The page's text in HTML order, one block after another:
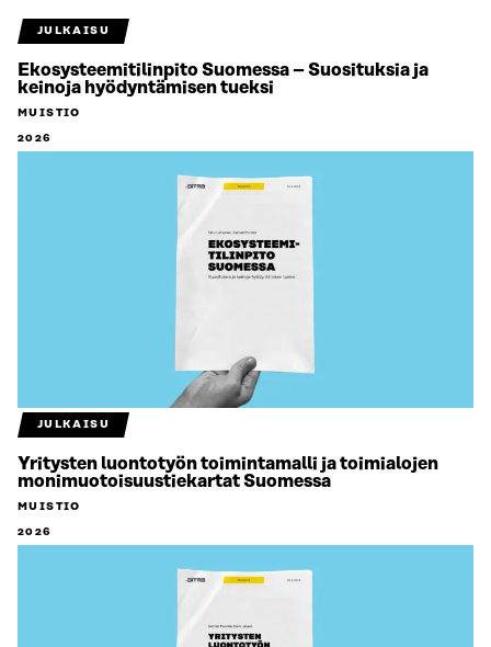
JULKAISU
Ekosysteemitilinpito Suomessa – Suosituksia ja
keinoja hyödyntämisen tueksi
MUISTIO
2026
JULKAISU
Yritysten luontotyön toimintamalli ja toimialojen
monimuotoisuustiekartat Suomessa
MUISTIO
2026